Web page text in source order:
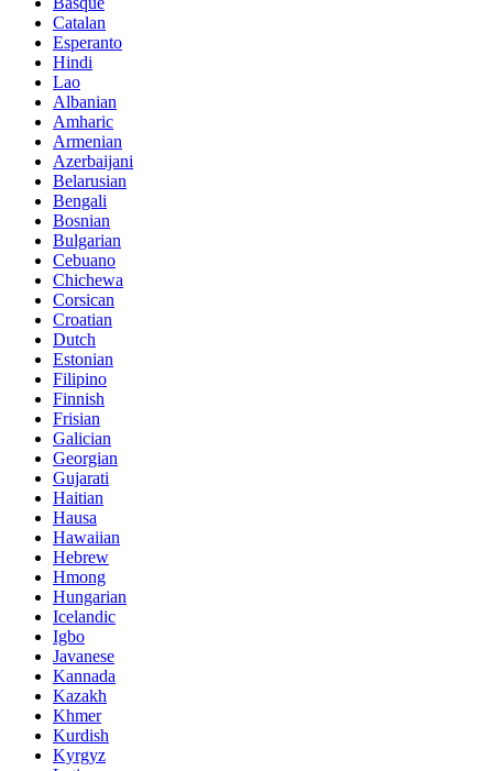
Catalan
Esperanto
Hindi
Lao
Albanian
Amharic
Armenian
Azerbaijani
Belarusian
Bengali
Bosnian
Bulgarian
Cebuano
Chichewa
Corsican
Croatian
Dutch
Estonian
Filipino
Finnish
Frisian
Galician
Georgian
Gujarati
Haitian
Hausa
Hawaiian
Hebrew
Hmong
Hungarian
Icelandic
Igbo
Javanese
Kannada
Kazakh
Khmer
Kurdish
Kyrgyz